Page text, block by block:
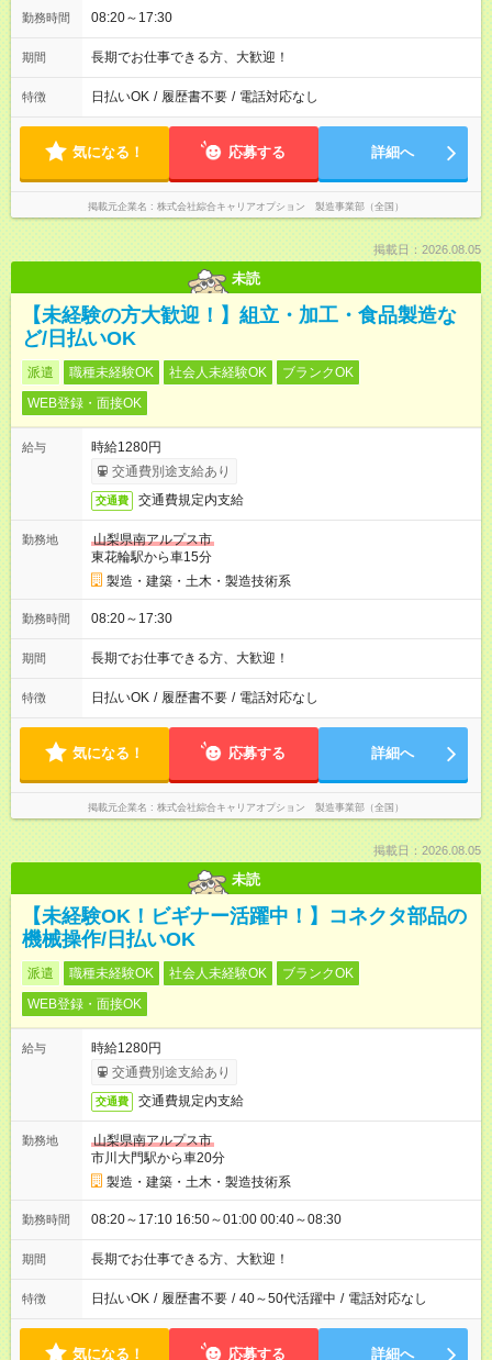
勤務時間 08:20～17:30
期間 長期でお仕事できる方、大歓迎！
特徴 日払いOK / 履歴書不要 / 電話対応なし
気になる！ 応募する 詳細へ
掲載元企業名 株式会社綜合キャリアオプション 製造事業部（全国）
掲載日：2026.08.05
未読
【未経験の方大歓迎！】組立・加工・食品製造な
ど/日払いOK
派遣 職種未経験OK 社会人未経験OK
ブランクOK
WEB登録・面接OK
給与
時給1280円
交通費別途支給あり
交通費 交通費規定内支給
勤務地
山梨県南アルプス市
東花輪駅から車15分
製造・建築・土木・製造技術系
勤務時間 08:20～17:30
期間 長期でお仕事できる方、大歓迎！
特徴 日払いOK / 履歴書不要 / 電話対応なし
気になる！ 応募する 詳細へ
掲載元企業名 株式会社綜合キャリアオプション 製造事業部（全国）
掲載日：2026.08.05
未読
【未経験OK！ビギナー活躍中！】コネクタ部品の
機械操作/日払いOK
派遣 職種未経験OK 社会人未経験OK
ブランクOK
WEB登録・面接OK
給与
時給1280円
交通費別途支給あり
交通費 交通費規定内支給
勤務地
山梨県南アルプス市
市川大門駅から車20分
製造・建築・土木・製造技術系
勤務時間 08:20～17:10 16:50～01:00 00:40～08:30
期間 長期でお仕事できる方、大歓迎！
特徴 日払いOK / 履歴書不要 / 40～50代活躍中 / 電話対応なし
気になる！ 応募する 詳細へ